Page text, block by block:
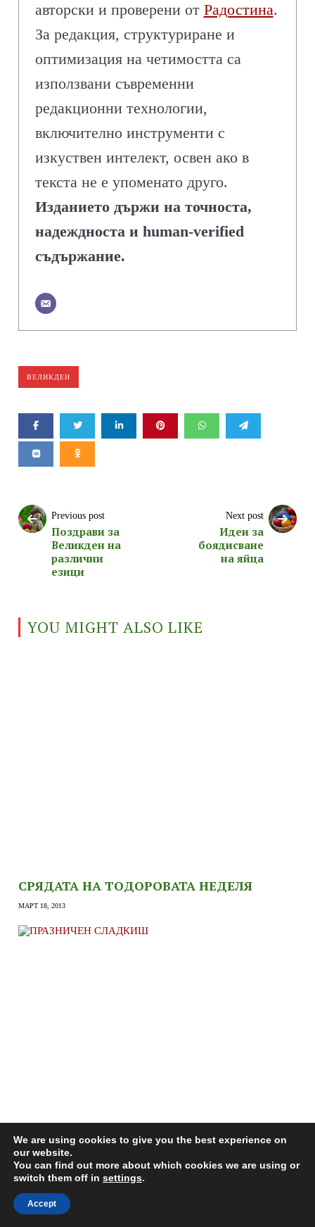
авторски и проверени от Радостина.
За редакция, структуриране и
оптимизация на четимостта са
използвани съвременни
редакционни технологии,
включително инструменти с
изкуствен интелект, освен ако в
текста не е упоменато друго.
Изданието държи на точноста,
надеждноста и human-verified
съдържание.
ВЕЛИКДЕН
Previous post
Поздрави за
Великден на
различни
езици
Next post
Идеи за
боядисване
на яйца
YOU MIGHT ALSO LIKE
СРЯДАТА НА ТОДОРОВАТА НЕДЕЛЯ
МАРТ 18, 2013
ПРАЗНИЧЕН СЛАДКИШ „МИС КАПРИЗ“
We are using cookies to give you the best experience on
our website.
You can find out more about which cookies we are using or
switch them off in settings.
Accept